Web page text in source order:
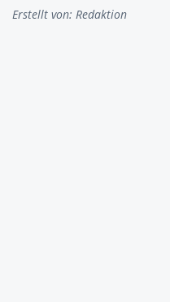
Erstellt von: Redaktion